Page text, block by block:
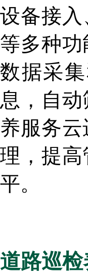
设备接
等多种
数据采
息，自
养服务
理，提
平。
道路巡